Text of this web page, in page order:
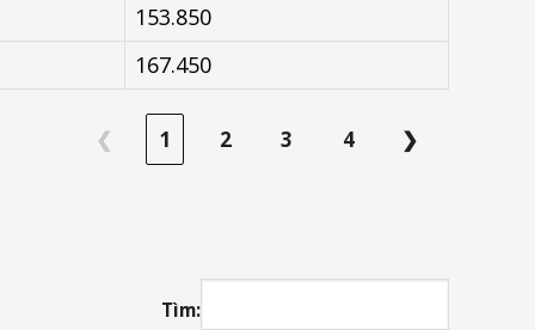
153.850
167.450
❮ 1 2 3 4 ❯
Tìm: